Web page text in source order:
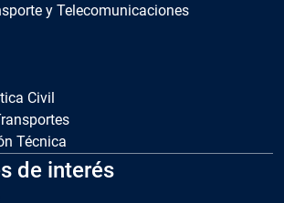
y Telecomunicaciones
Civil
Técnica
de interés